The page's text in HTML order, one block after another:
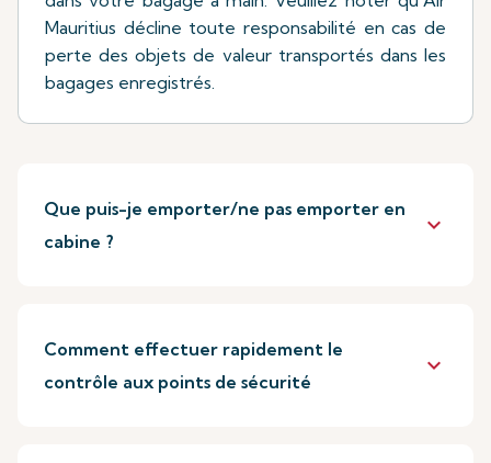
Mauritius décline toute responsabilité en cas de
perte des objets de valeur transportés dans les
bagages enregistrés.
Que puis-je emporter/ne pas emporter en
cabine ?
keyboard_arrow_down
Comment effectuer rapidement le
contrôle aux points de sécurité
keyboard_arrow_down